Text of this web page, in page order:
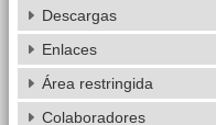
Descargas
Enlaces
Área restringida
Colaboradores